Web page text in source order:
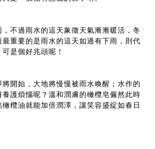
不過雨水的這天象徵天氣漸漸暖活，冬
重要的是雨水的這天如過有下雨，則代
是個好兆頭呢！
開始，大地將慢慢被雨水喚醒；水作的
護煩惱呢？溫和潤膚的橄欖皂儼然此時
欖油就能加倍潤澤，讓笑容盛綻如春日